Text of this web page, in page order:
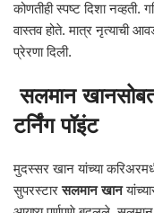
कोणतीही स्पष्ट दिशा नव्हती.
वास्तव होते. मात्र नृत्याची
प्रेरणा दिली.
सलमान
टर्निंग पॉइंट
मुदस्सर खान यांच्या
सुपरस्टारसलमान खान